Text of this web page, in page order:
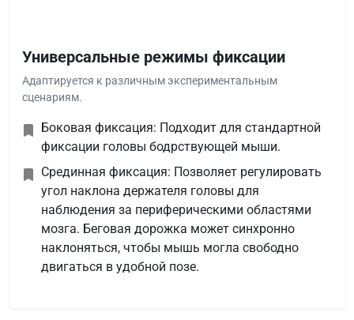
Универсальные режимы фиксации
Адаптируется к различным экспериментальным
сценариям.
Боковая фиксация: Подходит для стандартной
фиксации головы бодрствующей мыши.
Срединная фиксация: Позволяет регулировать
угол наклона держателя головы для
наблюдения за периферическими областями
мозга. Беговая дорожка может синхронно
наклоняться, чтобы мышь могла свободно
двигаться в удобной позе.